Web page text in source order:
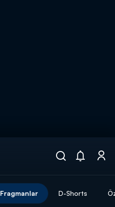
Fragmanlar D-Shorts